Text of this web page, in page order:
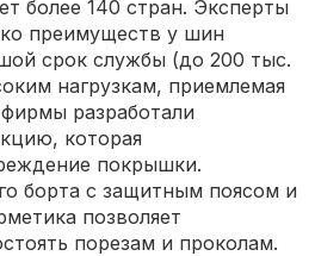
более 140 стран. Эксперты
преимуществ у шин
срок службы (до 200 тыс.
нагрузкам, приемлемая
разработали
которая
покрышки.
борта с защитным поясом и
позволяет
порезам и проколам.